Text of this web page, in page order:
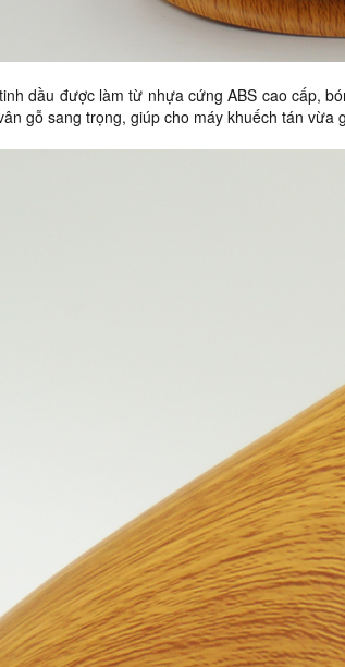
dầu được làm từ nhựa cứng ABS cao cấp,
gỗ sang trọng, giúp cho máy khuếch tán